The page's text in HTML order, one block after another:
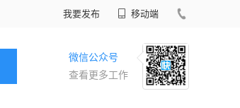
我要发布 移动端
微信公众号
查看更多工作